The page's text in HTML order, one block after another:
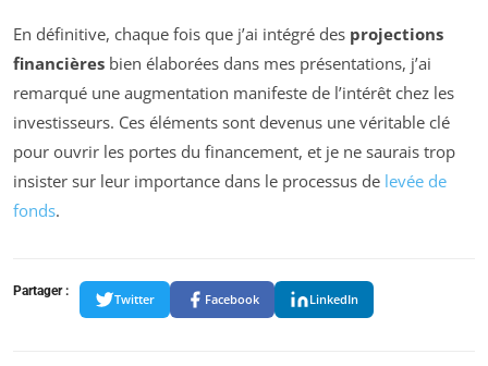
En définitive, chaque fois que j’ai intégré des projections
financières bien élaborées dans mes présentations, j’ai
remarqué une augmentation manifeste de l’intérêt chez les
investisseurs. Ces éléments sont devenus une véritable clé
pour ouvrir les portes du financement, et je ne saurais trop
insister sur leur importance dans le processus de levée de
fonds.
Partager :
Twitter Facebook LinkedIn